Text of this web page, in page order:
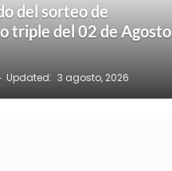
del sorteo de
triple del 02 de Agosto
Updated: 3 agosto, 2026